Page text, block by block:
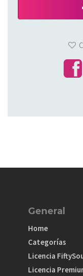
General
Home
Categorías
Licencia
Licencia